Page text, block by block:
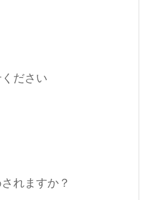
ださい
れますか？